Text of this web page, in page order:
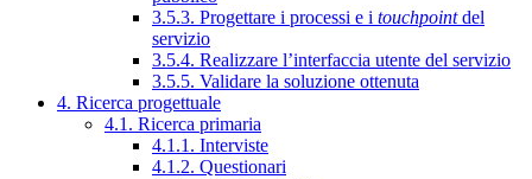
3.5.3. Progettare i processi e i touchpointdel
servizio
3.5.4. Realizzare l’interfaccia utente del servizio
3.5.5. Validare la soluzione ottenuta
4. Ricerca progettuale
4.1. Ricerca primaria
4.1.1. Interviste
4.1.2. Questionari